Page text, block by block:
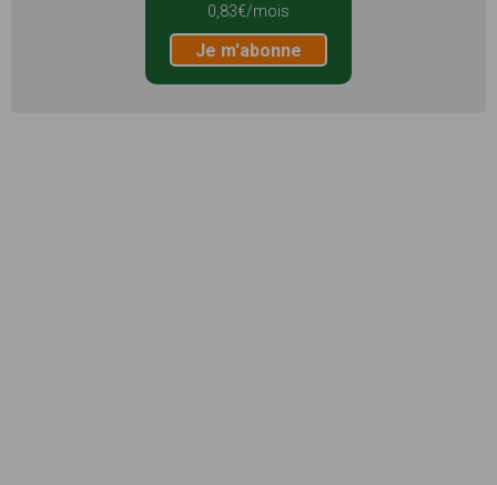
0,83€/mois
Je m'abonne